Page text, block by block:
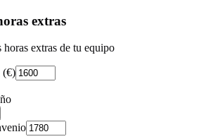
extras
horas extras de tu equipo
(€)